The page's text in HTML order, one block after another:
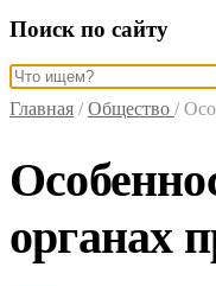
Поиск по сайту
Главная / Общество /
органах